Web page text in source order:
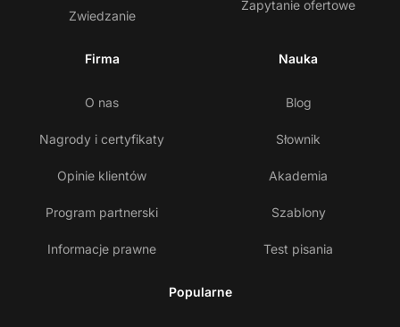
Zwiedzanie
Zapytanie ofertowe
Firma
O nas
Nagrody i certyfikaty
Opinie klientów
Program partnerski
Informacje prawne
Nauka
Blog
Słownik
Akademia
Szablony
Test pisania
Popularne